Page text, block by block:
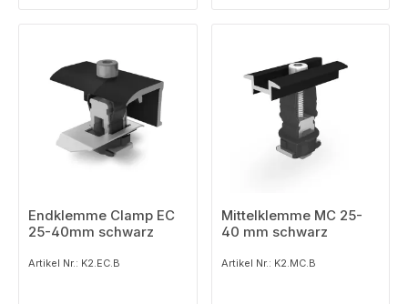
Endklemme Clamp EC
25-40mm schwarz
Artikel Nr.: K2.EC.B
Mittelklemme MC 25-
40 mm schwarz
Artikel Nr.: K2.MC.B